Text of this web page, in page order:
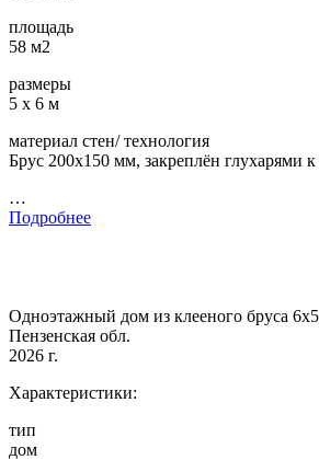
площадь
58 м2
размеры
5 х 6 м
материал стен/ технология
Брус 200х150 мм, закреплён глухарями
…
Подробнее
Одноэтажный дом из клееного бруса
Пензенская обл.
2026 г.
Характеристики:
тип
дом